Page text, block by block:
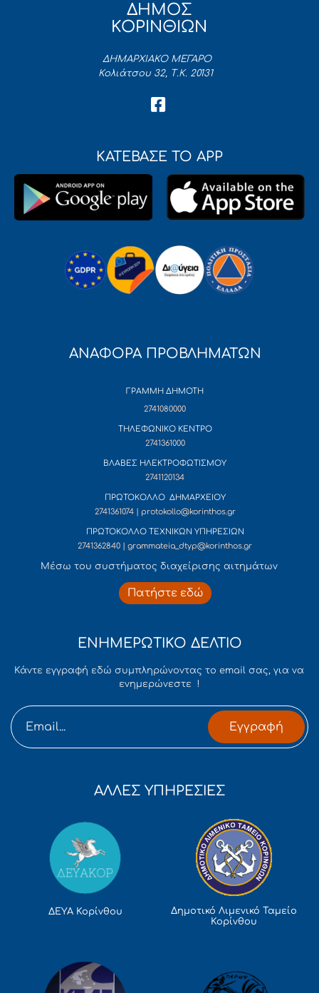
ΔΗΜΟΣ
ΚΟΡΙΝΘΙΩΝ
ΔΗΜΑΡΧΙΑΚΟ ΜΕΓΑΡΟ
Κολιάτσου 32, Τ.Κ. 20131
ΚΑΤΕΒΑΣΕ ΤΟ APP
ΑΝΑΦΟΡΑ ΠΡΟΒΛΗΜΑΤΩΝ
ΓΡΑΜΜΗ ΔΗΜΟΤΗ
2741080000
ΤΗΛΕΦΩΝΙΚΟ ΚΕΝΤΡΟ
2741361000
ΒΛΑΒΕΣ ΗΛΕΚΤΡΟΦΩΤΙΣΜΟΥ
2741120134
ΠΡΩΤΟΚΟΛΛΟ ΔΗΜΑΡΧΕΙΟΥ
2741361074 | protokollo@korinthos.gr
ΠΡΩΤΟΚΟΛΛΟ ΤΕΧΝΙΚΩΝ ΥΠΗΡΕΣΙΩΝ
2741362840 | grammateia_dtyp@korinthos.gr
Mέσω του συστήματος διαχείρισης αιτημάτων
Πατήστε εδώ
ΕΝΗΜΕΡΩΤΙΚΟ ΔΕΛΤΙΟ
Κάντε εγγραφή εδώ συμπληρώνοντας το email σας, για να
ενημερώνεστε !
Εγγραφή
ΑΛΛΕΣ ΥΠΗΡΕΣΙΕΣ
ΔΕΥΑ Κορίνθου
Δημοτικό Λιμενικό Ταμείο
Κορίνθου